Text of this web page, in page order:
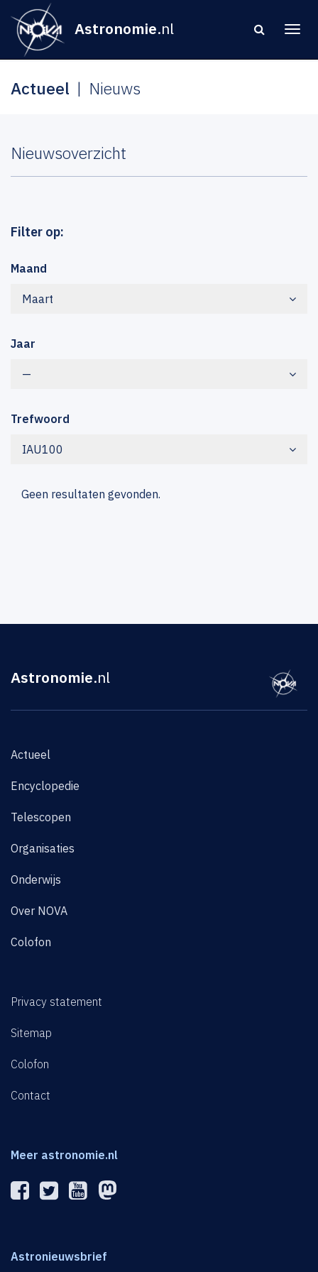
Astronomie.nl
Actueel Nieuws
Nieuwsoverzicht
Filter op:
Maand
Maart
Jaar
—
Trefwoord
IAU100
Geen resultaten gevonden.
Astronomie.nl
Actueel
Encyclopedie
Telescopen
Organisaties
Onderwijs
Over NOVA
Colofon
Privacy statement
Sitemap
Colofon
Contact
Meer astronomie.nl
Astronieuwsbrief